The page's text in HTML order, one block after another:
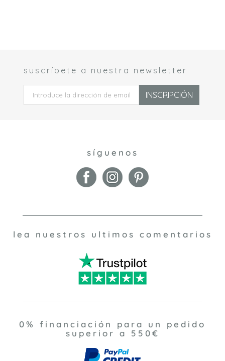
suscríbete a nuestra newsletter
INSCRIPCIÓN
síguenos
lea nuestros ultimos comentarios
0% financiación para un pedido
superior a 550€